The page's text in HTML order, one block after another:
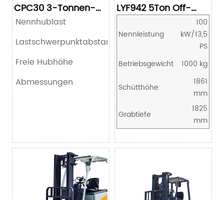
CPC30 3-Tonnen-
Gabelstapler
Nennhublast
Lastschwerpunktabstand
Freie Hubhöhe
Abmessungen
LYF942 5Ton Off-
road Diesel Forklift
Nennleistung
100
kW/13,5
PS
Betriebsgewicht
1000 kg
Schütthöhe
1861
mm
Grabtiefe
1825
mm